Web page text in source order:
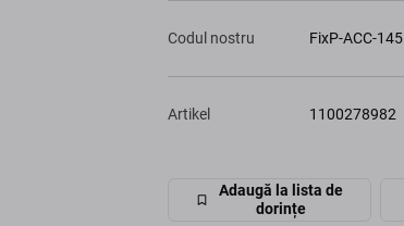
Codul nostru FixP-ACC-145
Artikel 1100278982
Adaugă la lista de
dorințe